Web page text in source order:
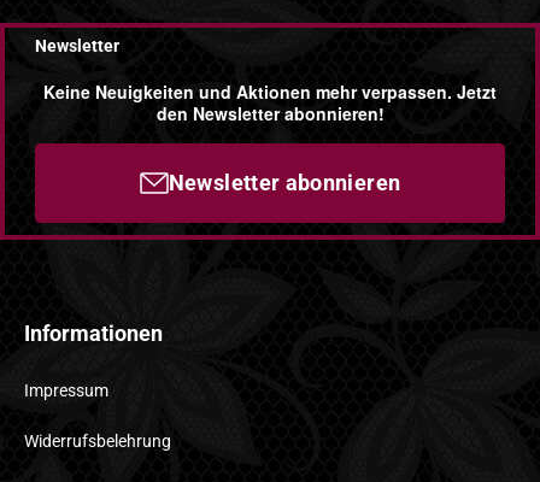
Newsletter
Keine Neuigkeiten und Aktionen mehr verpassen. Jetzt
den Newsletter abonnieren!
Newsletter abonnieren
Informationen
Impressum
Widerrufsbelehrung